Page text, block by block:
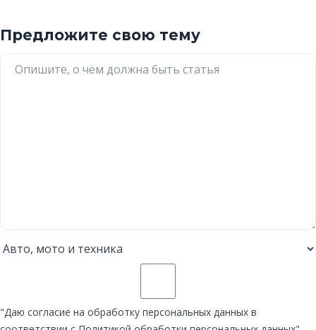
Предложите свою тему
"Даю согласие на обработку персональных данных в